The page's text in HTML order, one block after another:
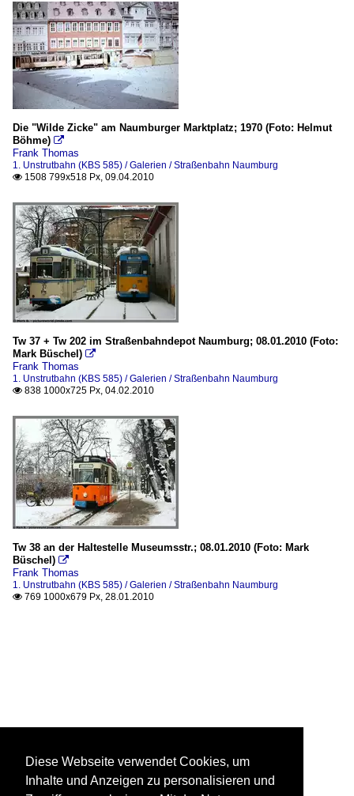
Die "Wilde Zicke" am Naumburger Marktplatz; 1970 (Foto: Helmut
Böhme) 
Frank Thomas
1. Unstrutbahn (KBS 585) / Galerien / Straßenbahn Naumburg
 1508 799x518 Px, 09.04.2010
Tw 37 + Tw 202 im Straßenbahndepot Naumburg; 08.01.2010 (Foto:
Mark Büschel) 
Frank Thomas
1. Unstrutbahn (KBS 585) / Galerien / Straßenbahn Naumburg
 838 1000x725 Px, 04.02.2010
Tw 38 an der Haltestelle Museumsstr.; 08.01.2010 (Foto: Mark
Büschel) 
Frank Thomas
1. Unstrutbahn (KBS 585) / Galerien / Straßenbahn Naumburg
 769 1000x679 Px, 28.01.2010
Diese Webseite verwendet Cookies, um
Inhalte und Anzeigen zu personalisieren und